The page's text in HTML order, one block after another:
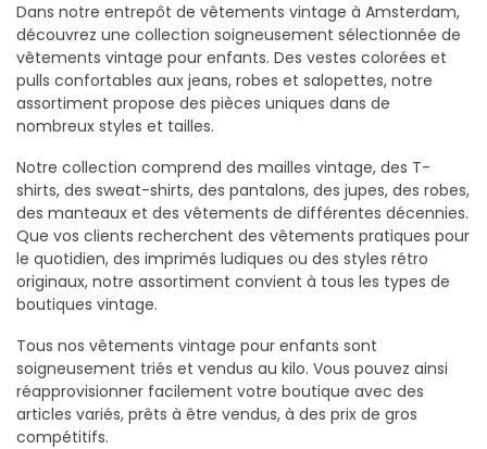
Dans notre entrepôt de vêtements vintage à Amsterdam,
découvrez une collection soigneusement sélectionnée de
vêtements vintage pour enfants. Des vestes colorées et
pulls confortables aux jeans, robes et salopettes, notre
assortiment propose des pièces uniques dans de
nombreux styles et tailles.
Notre collection comprend des mailles vintage, des T-
shirts, des sweat-shirts, des pantalons, des jupes, des robes,
des manteaux et des vêtements de différentes décennies.
Que vos clients recherchent des vêtements pratiques pour
le quotidien, des imprimés ludiques ou des styles rétro
originaux, notre assortiment convient à tous les types de
boutiques vintage.
Tous nos vêtements vintage pour enfants sont
soigneusement triés et vendus au kilo. Vous pouvez ainsi
réapprovisionner facilement votre boutique avec des
articles variés, prêts à être vendus, à des prix de gros
compétitifs.